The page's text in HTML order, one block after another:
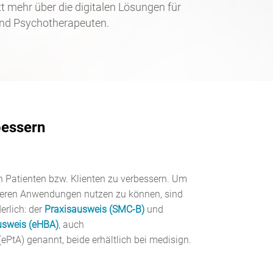
mehr über die digitalen Lösungen für
Psychotherapeuten.
bzw. Klienten zu verbessern. Um
Anwendungen nutzen zu können, sind
der Praxisausweis (SMC-B) und
(eHBA), auch
genannt, beide erhältlich bei medisign.